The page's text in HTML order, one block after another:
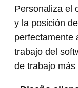
Personaliza el
y la posición
perfectamente
trabajo del
de trabajo